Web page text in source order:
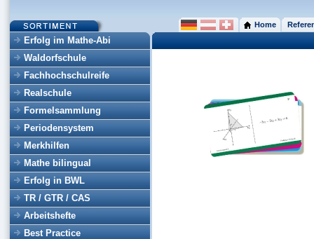
Erfolg im Mathe-Abi
Waldorfschule
Fachhochschulreife
Realschule
Formelsammlung
Periodensystem
Merkhilfen
Mathe bilingual
Erfolg in BWL
TR / GTR / CAS
Arbeitshefte
Best Practice
Home